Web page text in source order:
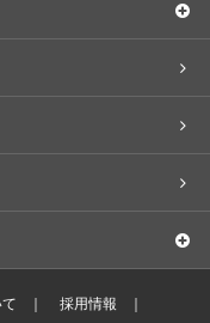
採用情報